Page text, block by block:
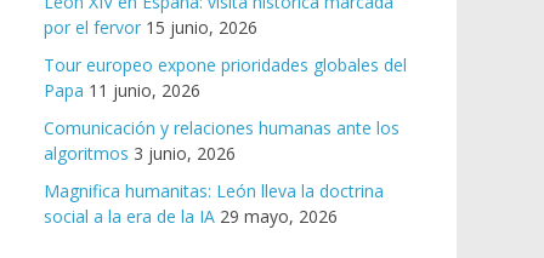
por el fervor 15 junio, 2026
Tour europeo expone prioridades globales del
Papa 11 junio, 2026
Comunicación y relaciones humanas ante los
algoritmos 3 junio, 2026
Magnifica humanitas: León lleva la doctrina
social a la era de la IA 29 mayo, 2026